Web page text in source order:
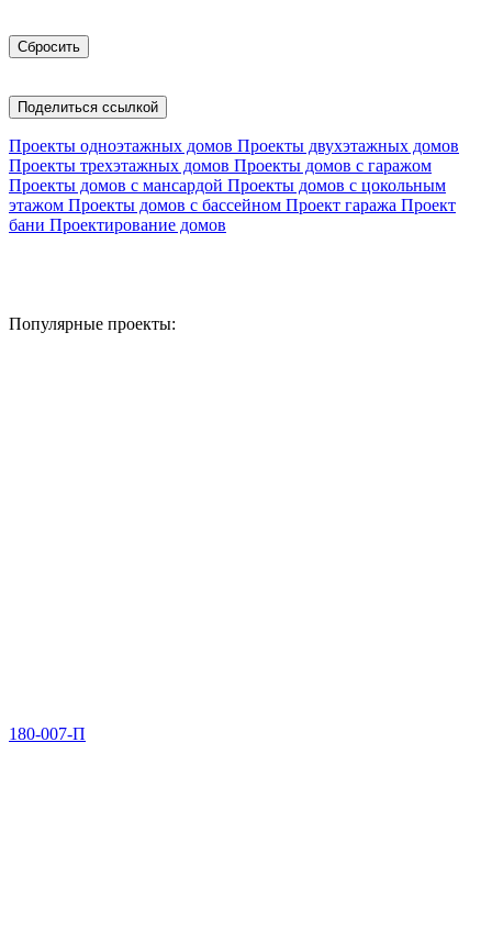
Поделиться ссылкой
Проекты одноэтажных домов Проекты двухэтажных домов
Проекты трехэтажных домов Проекты домов с гаражом
Проекты домов с мансардой Проекты домов с цокольным
этажом Проекты домов с бассейном Проект гаража Проект
бани Проектирование домов
Популярные проекты:
180-007-П